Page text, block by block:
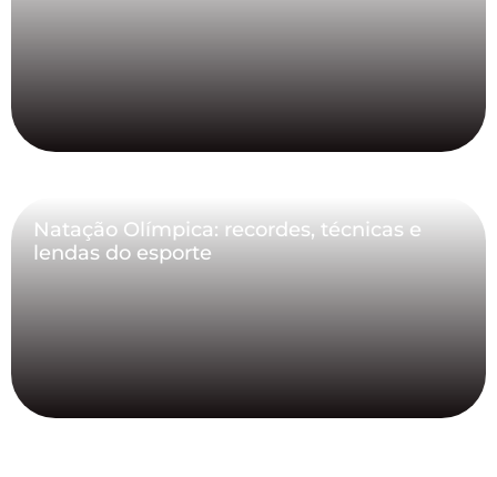
Natação Olímpica: recordes, técnicas e
lendas do esporte